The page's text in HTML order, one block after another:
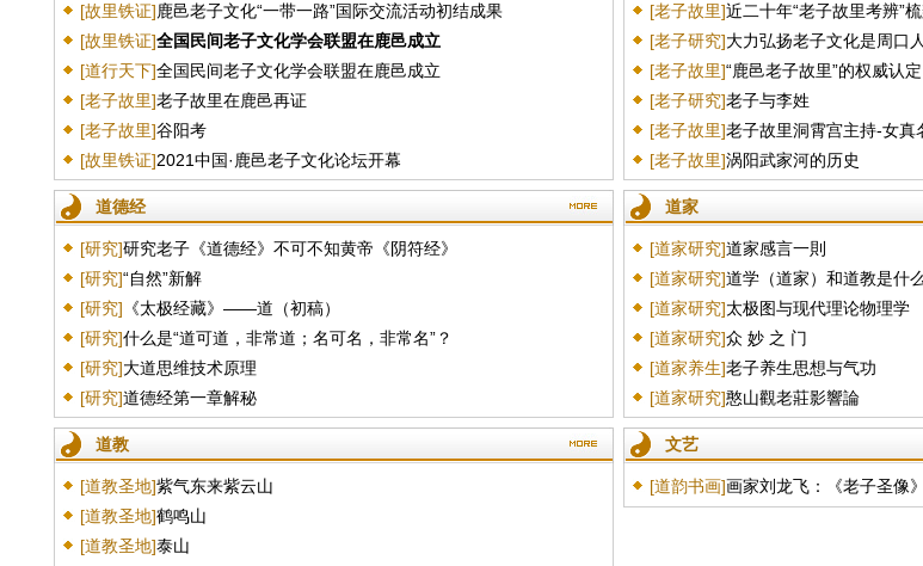
[故里铁证]鹿邑老子文化“一带一路”国际交流活动初结成果
[故里铁证]全国民间老子文化学会联盟在鹿邑成立
[道行天下]全国民间老子文化学会联盟在鹿邑成立
[老子故里]老子故里在鹿邑再证
[老子故里]谷阳考
[故里铁证]2021中国·鹿邑老子文化论坛开幕
[老子故里]近二十年“老子故里考辨”
[老子研究]大力弘扬老子文化是周口
[老子故里]“鹿邑老子故里”的权威认定
[老子研究]老子与李姓
[老子故里]老子故里洞霄宫主持-女真
[老子故里]涡阳武家河的历史
道德经
[研究]研究老子《道德经》不可不知黄帝《阴符经》
[研究]“自然”新解
[研究] 《太极经藏》——道（初稿）
[研究]什么是“道可道，非常道；名可名，非常名”？
[研究]大道思维技术原理
[研究]道德经第一章解秘
道家
[道家研究]道家感言一則
[道家研究]道学（道家）和道教是什
[道家研究]太极图与现代理论物理学
[道家研究]众 妙 之 门
[道家养生]老子养生思想与气功
[道家研究]憨山觀老莊影響論
道教
[道教圣地]紫气东来紫云山
[道教圣地]鹤鸣山
[道教圣地]泰山
文艺
[道韵书画]画家刘龙飞：《老子圣像》